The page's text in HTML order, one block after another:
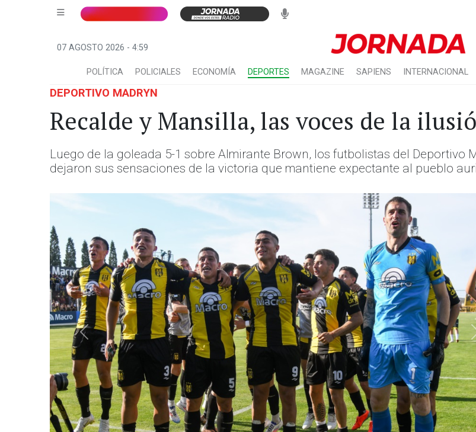
07 AGOSTO 2026 - 4:59
POLÍTICA POLICIALES ECONOMÍA DEPORTES MAGAZINE SAPIENS INTERNACIONAL
DEPORTIVO MADRYN
Recalde y Mansilla, las voces de la
Luego de la goleada 5-1 sobre Almirante Brown, los futbolistas del Deportivo
dejaron sus sensaciones de la victoria que mantiene expectante al pueblo
Anterior